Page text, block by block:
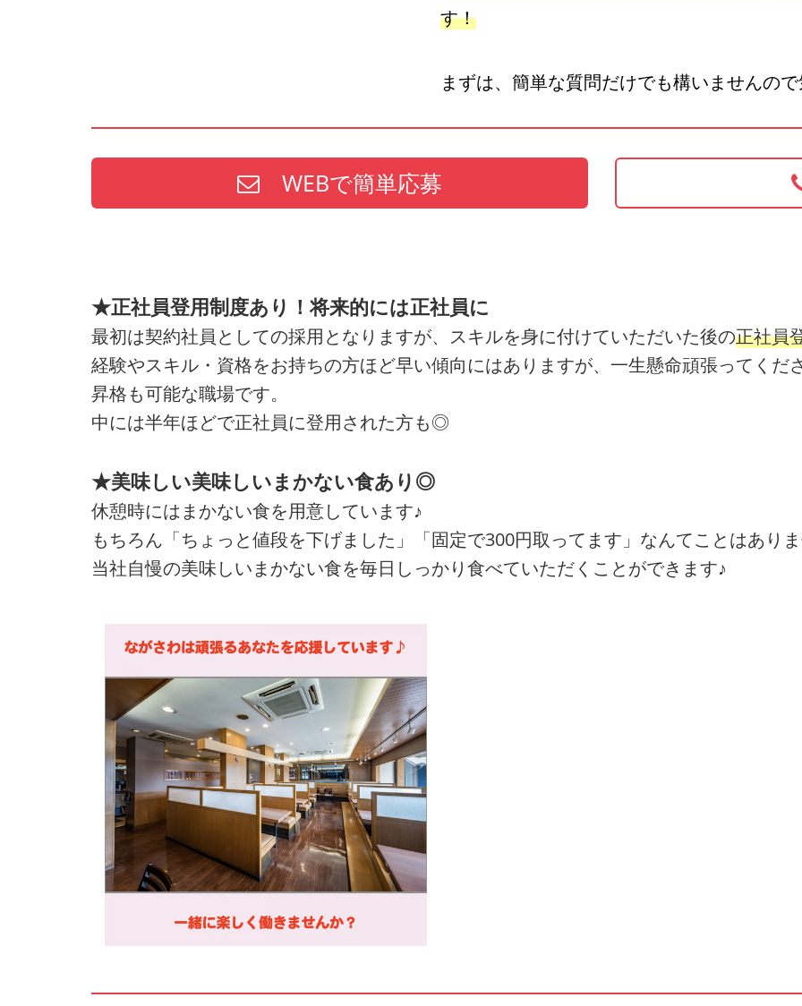
す！
まずは、簡単な質問だけでも構いませんの
WEBで簡単応募
★正社員登用制度あり！将来的には正社員に
最初は契約社員としての採用となりますが、スキルを身に付けていただいた後の正社員
経験やスキル・資格をお持ちの方ほど早い傾向にはありますが、一生懸命頑張ってくだ
昇格も可能な職場です。
中には半年ほどで正社員に登用された方も◎
★美味しい美味しいまかない食あり◎
休憩時にはまかない食を用意しています♪
もちろん「ちょっと値段を下げました」「固定で300円取ってます」なんてことはあり
当社自慢の美味しいまかない食を毎日しっかり食べていただくことができます♪